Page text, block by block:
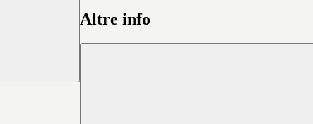
Altre info